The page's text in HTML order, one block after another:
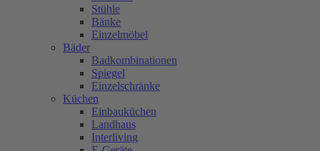
Stühle
Bänke
Einzelmöbel
Bäder
Badkombinationen
Spiegel
Einzelschränke
Küchen
Einbauküchen
Landhaus
Interliving